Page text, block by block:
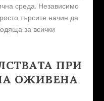
среда. Независимо
търсите начин да
за всички
ПРИ
ОЖИВЕНА